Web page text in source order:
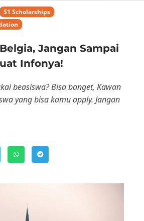
S1 Scholarships
Jangan Sampai
Infonya!
beasiswa? Bisa banget, Kawan
yang bisa kamu apply. Jangan